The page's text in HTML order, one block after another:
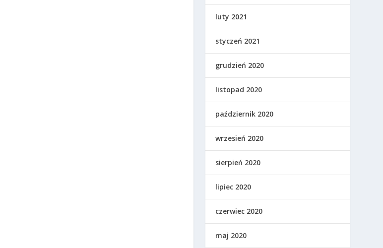
luty 2021
styczeń 2021
grudzień 2020
listopad 2020
październik 2020
wrzesień 2020
sierpień 2020
lipiec 2020
czerwiec 2020
maj 2020